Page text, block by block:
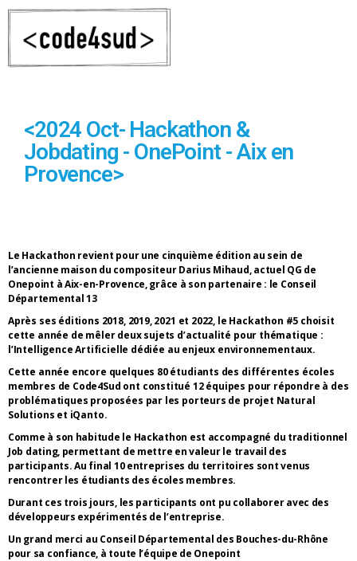
<2024 Oct- Hackathon &
Jobdating - OnePoint - Aix en
Provence>
Le Hackathon revient pour une cinquième édition au sein de
l’ancienne maison du compositeur Darius Mihaud, actuel QG de
Onepoint à Aix-en-Provence, grâce à son partenaire : le Conseil
Départemental 13
Après ses éditions 2018, 2019, 2021 et 2022, le Hackathon #5 choisit
cette année de mêler deux sujets d’actualité pour thématique :
l’Intelligence Artificielle dédiée au enjeux environnementaux.
Cette année encore quelques 80 étudiants des différentes écoles
membres de Code4Sud ont constitué 12 équipes pour répondre à des
problématiques proposées par les porteurs de projet Natural
Solutions et iQanto.
Comme à son habitude le Hackathon est accompagné du traditionnel
Job dating, permettant de mettre en valeur le travail des
participants. Au final 10 entreprises du territoires sont venus
rencontrer les étudiants des écoles membres.
Durant ces trois jours, les participants ont pu collaborer avec des
développeurs expérimentés de l’entreprise.
Un grand merci au Conseil Départemental des Bouches-du-Rhône
pour sa confiance, à toute l’équipe de Onepoint